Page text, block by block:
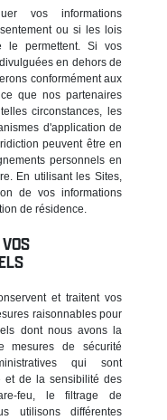
vos informations
ou si les lois
le permettent. Si vos
en dehors de
conformément aux
que nos partenaires
circonstances, les
d'application de
peuvent être en
personnels en
En utilisant les Sites,
de vos informations
de résidence.
et traitent vos
raisonnables pour
dont nous avons la
de sécurité
qui sont
et de la sensibilité des
feu, le filtrage de
utilisons différentes